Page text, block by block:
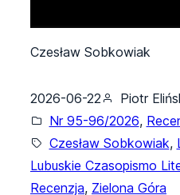
Czesław Sobkowiak
2026-06-22 Piotr
Nr 95-96/2026,
Czesław Sobkowiak,
Lubuskie Czasopismo
Recenzja, Zielona Góra